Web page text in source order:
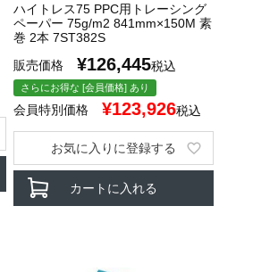
ハイトレス75 PPC用トレーシング
ペーパー 75g/m2 841mm×150M 素
巻 2本 7ST382S
販売価格
¥126,445税込
さらにお得な [会員価格] あり
会員特別価格 ¥123,926税込
カートに入れる
お気に入りに登録する